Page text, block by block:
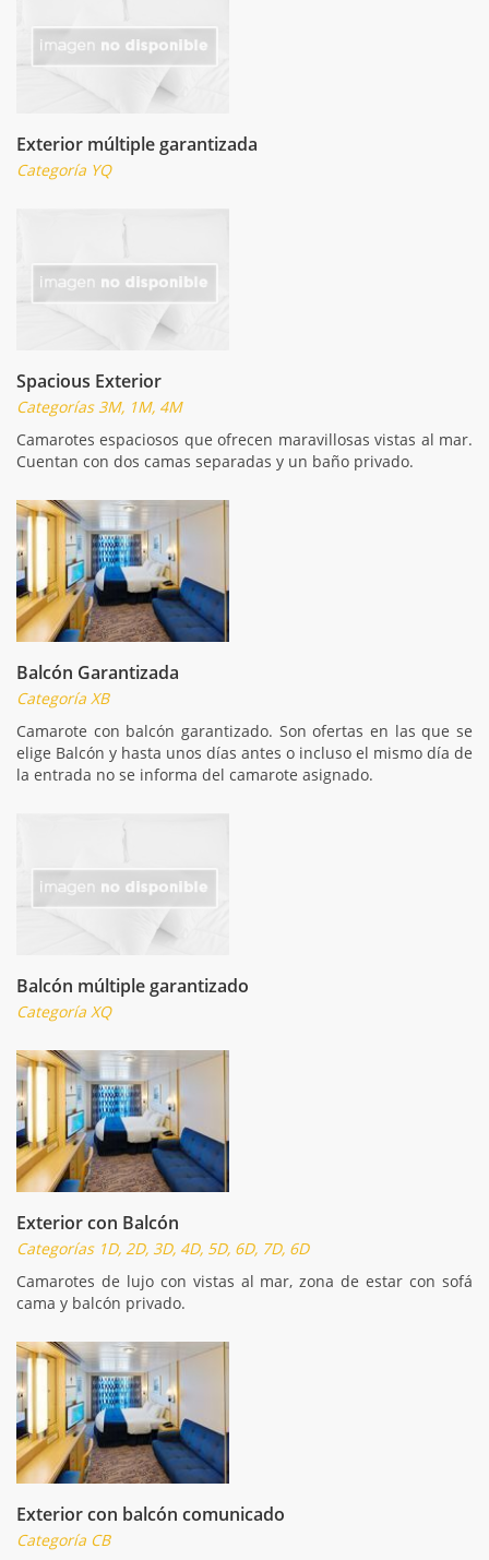
Exterior múltiple garantizada
Categoría YQ
Spacious Exterior
Categorías 3M, 1M, 4M
Camarotes espaciosos que ofrecen maravillosas vistas al mar.
Cuentan con dos camas separadas y un baño privado.
Balcón Garantizada
Categoría XB
Camarote con balcón garantizado. Son ofertas en las que se
elige Balcón y hasta unos días antes o incluso el mismo día de
la entrada no se informa del camarote asignado.
Balcón múltiple garantizado
Categoría XQ
Exterior con Balcón
Categorías 1D, 2D, 3D, 4D, 5D, 6D, 7D, 6D
Camarotes de lujo con vistas al mar, zona de estar con sofá
cama y balcón privado.
Exterior con balcón comunicado
Categoría CB